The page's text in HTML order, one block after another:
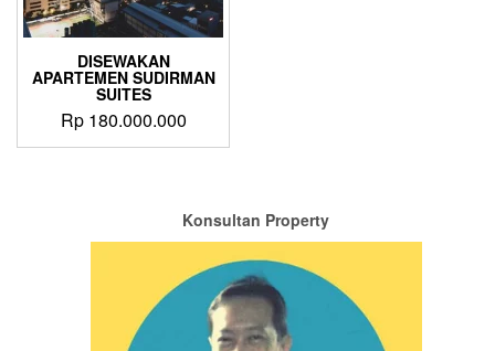
DISEWAKAN
APARTEMEN SUDIRMAN
SUITES
Rp180.000.000
Konsultan Property